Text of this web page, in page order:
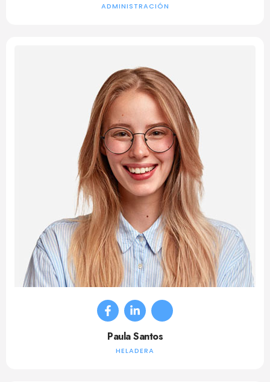
ADMINISTRACIÓN
Paula Santos
HELADERA